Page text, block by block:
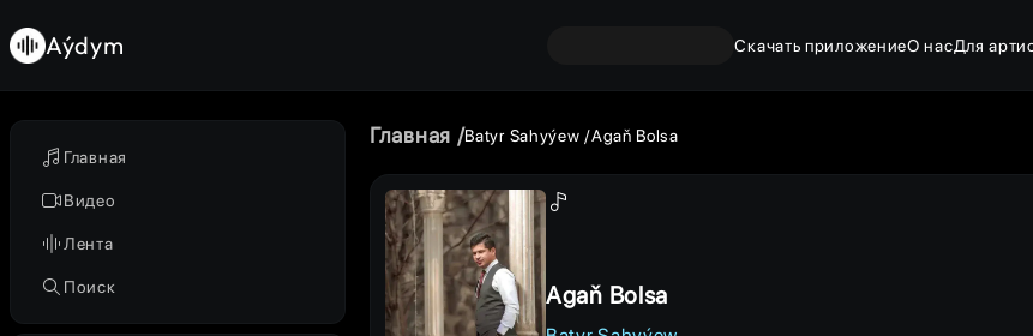
Главная
Видео
Лента
Поиск
Aýdym Скачать приложениеО насДля
Главная Batyr Sahyýew Agaň Bolsa
Agaň Bolsa